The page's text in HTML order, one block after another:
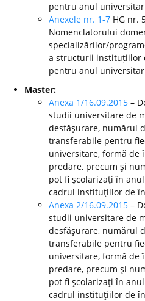
pentru anul universitar
Anexele nr. 1-7 HG nr.
Nomenclatorului
specializărilor/
a structurii instituțiilor
pentru anul universitar
Master:
Anexa 1/16.09.2015 –
studii universitare de
desfăşurare, numărul
transferabile pentru
universitare, formă de
predare, precum şi
pot fi şcolarizaţi în
cadrul instituţiilor de
Anexa 2/16.09.2015 –
studii universitare de
desfăşurare, numărul
transferabile pentru
universitare, formă de
predare, precum şi
pot fi şcolarizaţi în
cadrul instituţiilor de